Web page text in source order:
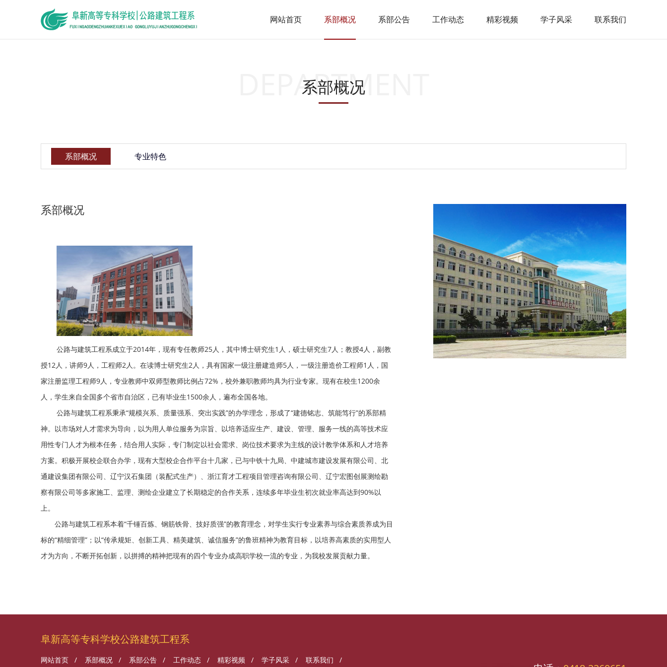
网站首页 系部概况 系部公告 工作动态 精彩视频 学子风采 联系我们
系部概况
DEPARTMENT
系部概况 专业特色
系部概况
公路与建筑工程系成立于2014年，现有专任教师25人，其中博士研究生1人，硕士研究生7人；教授4人，副教
授12人，讲师9人，工程师2人。在读博士研究生2人，具有国家一级注册建造师5人，一级注册造价工程师1人，国
家注册监理工程师9人，专业教师中双师型教师比例占72%，校外兼职教师均具为行业专家。 现有在校生1200余
人，学生来自全国多个省市自治区，已有毕业生1500余人，遍布全国各地。
公路与建筑工程系秉承“规模兴系、质量强系、突出实践”的办学理念，形成了“建德铭志、筑能笃行”的系部精
神。以市场对人才需求为导向，以为用人单位服务为宗旨、以培养适应生产、建设、管理、服务一线的高等技术应
用性专门人才为根本任务，结合用人实际，专门制定以社会需求、岗位技术要求为主线的设计教学体系和人才培养
方案。积极开展校企联合办学，现有大型校企合作平台十几家，已与中铁十九局、中建城市建设发展有限公司、北
通建设集团有限公司、辽宁汉石集团（装配式生产）、浙江育才工程项目管理咨询有限公司、辽宁宏图创展测绘勘
察有限公司等多家施工、监理、测绘企业建立了长期稳定的合作关系，连续多年毕业生初次就业率高达到90%以
上。
公路与建筑工程系本着“千锤百炼、钢筋铁骨、技好质强”的教育理念，对学生实行专业素养与综合素质养成为目
标的“精细管理”；以“传承规矩、创新工具、精美建筑、诚信服务”的鲁班精神为教育目标，以培养高素质的实用型人
才为方向，不断开拓创新，以拼搏的精神把现有的四个专业办成高职学校一流的专业，为我校发展贡献力量。
阜新高等专科学校公路建筑工程系
网站首页 / 系部概况 / 系部公告 / 工作动态 / 精彩视频 / 学子风采 / 联系我们 /